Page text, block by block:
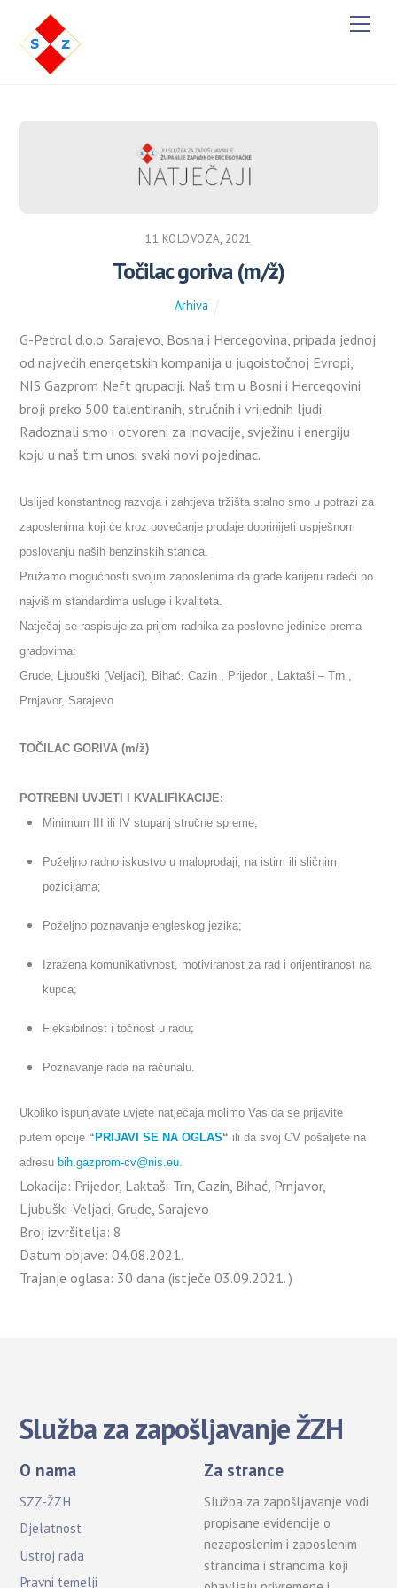
M
e
11 KOLOVOZA, 2021
Točilac goriva (m/ž)
Arhiva
G-Petrol d.o.o. Sarajevo, Bosna i Hercegovina, pripada jednoj
od najvećih energetskih kompanija u jugoistočnoj Evropi,
NIS Gazprom Neft grupaciji. Naš tim u Bosni i Hercegovini
broji preko 500 talentiranih, stručnih i vrijednih ljudi.
Radoznali smo i otvoreni za inovacije, svježinu i energiju
koju u naš tim unosi svaki novi pojedinac.
Uslijed konstantnog razvoja i zahtjeva tržišta stalno smo u potrazi za
zaposlenima koji će kroz povećanje prodaje doprinijeti uspješnom
poslovanju naših benzinskih stanica.
Pružamo mogućnosti svojim zaposlenima da grade karijeru radeći po
najvišim standardima usluge i kvaliteta.
Natječaj se raspisuje za prijem radnika za poslovne jedinice prema
gradovima:
Grude, Ljubuški (Veljaci), Bihać, Cazin , Prijedor , Laktaši – Trn ,
Prnjavor, Sarajevo
TOČILAC GORIVA (m/ž)
POTREBNI UVJETI I KVALIFIKACIJE:
Minimum III ili IV stupanj stručne spreme;
Poželjno radno iskustvo u maloprodaji, na istim ili sličnim
pozicijama;
Poželjno poznavanje engleskog jezika;
Izražena komunikativnost, motiviranost za rad i orijentiranost na
kupca;
Fleksibilnost i točnost u radu;
Poznavanje rada na računalu.
Ukoliko ispunjavate uvjete natječaja molimo Vas da se prijavite
putem opcije “PRIJAVI SE NA OGLAS“ ili da svoj CV pošaljete na
adresubih.gazprom-cv@nis.eu
Lokacija: Prijedor, Laktaši-Trn, Cazin, Bihać, Prnjavor,
Ljubuški-Veljaci, Grude, Sarajevo
Broj izvršitelja: 8
Datum objave: 04.08.2021.
Trajanje oglasa: 30 dana (istječe 03.09.2021. )
Služba za zapošljavanje ŽZH
O nama
SZZ-ŽZH
Djelatnost
Ustroj rada
Pravni temelji
Za strance
Služba za zapošljavanje vodi
propisane evidencije o
nezaposlenim i zaposlenim
strancima i strancima koji